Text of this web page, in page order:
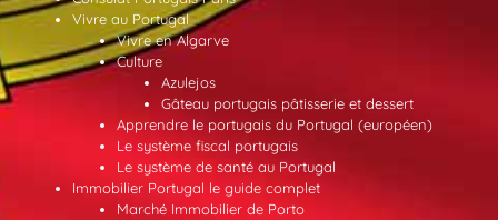
Vivre au Portugal
Vivre en Algarve
Culture
Azulejos
Gâteau portugais pâtisserie et dessert
Apprendre le portugais du Portugal (européen)
Le système fiscal portugais
Le système de santé au Portugal
Immobilier Portugal le guide complet
Marché Immobilier de Porto